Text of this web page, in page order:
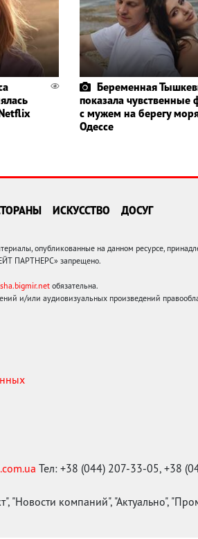
Беременная
показала чувственные
с мужем на берегу
Одессе
ИСКУССТВО ДОСУГ
опубликованные на данном ресурсе,
ПАРТНЕРС» запрещено.
обязательна.
и/или аудиовизуальных произведений
Тел: +38 (044) 207-33-05, +38
"Новости компаний", "Актуально",